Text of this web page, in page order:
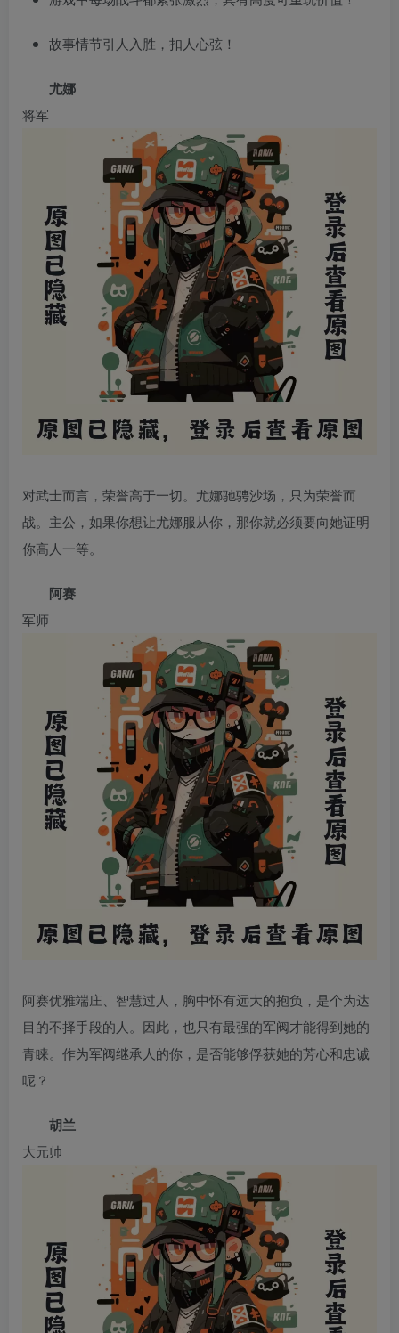
故事情节引人入胜，扣人心弦！
尤娜
将军
对武士而言，荣誉高于一切。尤娜驰骋沙场，只为荣誉而
战。主公，如果你想让尤娜服从你，那你就必须要向她证明
你高人一等。
阿赛
军师
阿赛优雅端庄、智慧过人，胸中怀有远大的抱负，是个为达
目的不择手段的人。因此，也只有最强的军阀才能得到她的
青睐。作为军阀继承人的你，是否能够俘获她的芳心和忠诚
呢？
胡兰
大元帅